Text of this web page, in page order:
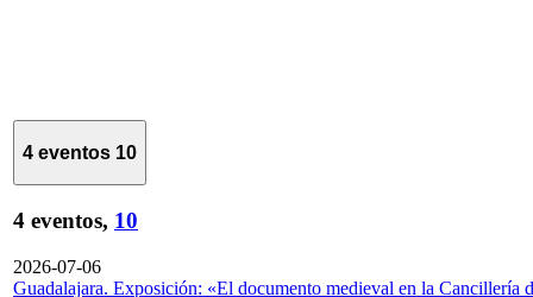
4 eventos 10
4 eventos, 10
2026-07-06
Guadalajara. Exposición: «El documento medieval en la Cancillería